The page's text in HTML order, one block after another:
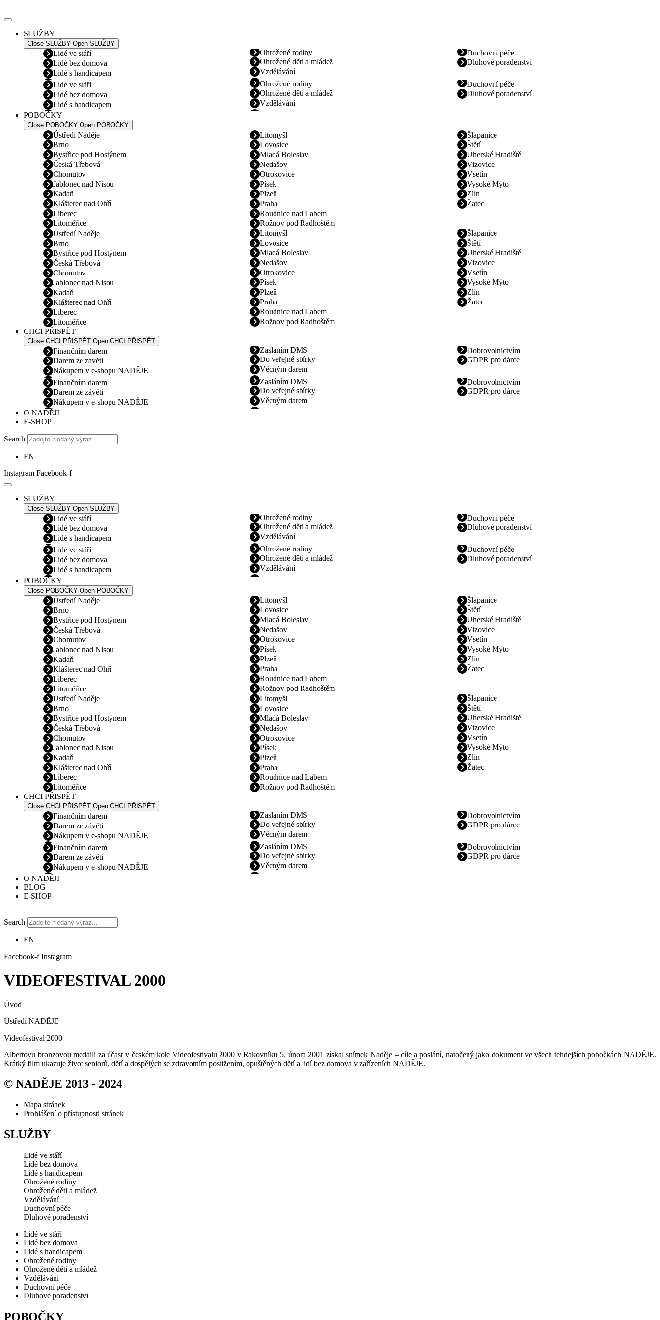
k
SLUŽBY
Close SLUŽBY Open SLUŽBY
Lidé ve stáří
Lidé bez domova
Lidé s handicapem
Ohrožené rodiny
Ohrožené děti a mládež
Vzdělávání
Duchovní péče
Dluhové poradenství
Lidé ve stáří
Lidé bez domova
Lidé s handicapem
Ohrožené rodiny
Ohrožené děti a mládež
Vzdělávání
Duchovní péče
Dluhové poradenství
POBOČKY
Close POBOČKY Open POBOČKY
Ústředí Naděje
Brno
Bystřice pod Hostýnem
Česká Třebová
Chomutov
Jablonec nad Nisou
Kadaň
Klášterec nad Ohří
Liberec
Litoměřice
Litomyšl
Lovosice
Mladá Boleslav
Nedašov
Otrokovice
Písek
Plzeň
Praha
Roudnice nad Labem
Rožnov pod Radhoštěm
Šlapanice
Štětí
Uherské Hradiště
Vizovice
Vsetín
Vysoké Mýto
Zlín
Žatec
Ústředí Naděje
Brno
Bystřice pod Hostýnem
Česká Třebová
Chomutov
Jablonec nad Nisou
Kadaň
Klášterec nad Ohří
Liberec
Litoměřice
Litomyšl
Lovosice
Mladá Boleslav
Nedašov
Otrokovice
Písek
Plzeň
Praha
Roudnice nad Labem
Rožnov pod Radhoštěm
Šlapanice
Štětí
Uherské Hradiště
Vizovice
Vsetín
Vysoké Mýto
Zlín
Žatec
CHCI PŘISPĚT
Close CHCI PŘISPĚT Open CHCI PŘISPĚT
Finančním darem
Darem ze závěti
Nákupem v e-shopu NADĚJE
Zasláním DMS
Do veřejné sbírky
Věcným darem
Dobrovolnictvím
GDPR pro dárce
Finančním darem
Darem ze závěti
Nákupem v e-shopu NADĚJE
Zasláním DMS
Do veřejné sbírky
Věcným darem
Dobrovolnictvím
GDPR pro dárce
O NADĚJI
E-SHOP
Search
EN
Instagram Facebook-f
SLUŽBY
Close SLUŽBY Open SLUŽBY
Lidé ve stáří
Lidé bez domova
Lidé s handicapem
Ohrožené rodiny
Ohrožené děti a mládež
Vzdělávání
Duchovní péče
Dluhové poradenství
Lidé ve stáří
Lidé bez domova
Lidé s handicapem
Ohrožené rodiny
Ohrožené děti a mládež
Vzdělávání
Duchovní péče
Dluhové poradenství
POBOČKY
Close POBOČKY Open POBOČKY
Ústředí Naděje
Brno
Bystřice pod Hostýnem
Česká Třebová
Chomutov
Jablonec nad Nisou
Kadaň
Klášterec nad Ohří
Liberec
Litoměřice
Litomyšl
Lovosice
Mladá Boleslav
Nedašov
Otrokovice
Písek
Plzeň
Praha
Roudnice nad Labem
Rožnov pod Radhoštěm
Šlapanice
Štětí
Uherské Hradiště
Vizovice
Vsetín
Vysoké Mýto
Zlín
Žatec
Ústředí Naděje
Brno
Bystřice pod Hostýnem
Česká Třebová
Chomutov
Jablonec nad Nisou
Kadaň
Klášterec nad Ohří
Liberec
Litoměřice
Litomyšl
Lovosice
Mladá Boleslav
Nedašov
Otrokovice
Písek
Plzeň
Praha
Roudnice nad Labem
Rožnov pod Radhoštěm
Šlapanice
Štětí
Uherské Hradiště
Vizovice
Vsetín
Vysoké Mýto
Zlín
Žatec
CHCI PŘISPĚT
Close CHCI PŘISPĚT Open CHCI PŘISPĚT
Finančním darem
Darem ze závěti
Nákupem v e-shopu NADĚJE
Zasláním DMS
Do veřejné sbírky
Věcným darem
Dobrovolnictvím
GDPR pro dárce
Finančním darem
Darem ze závěti
Nákupem v e-shopu NADĚJE
Zasláním DMS
Do veřejné sbírky
Věcným darem
Dobrovolnictvím
GDPR pro dárce
O NADĚJI
BLOG
E-SHOP
Search
EN
Facebook-f Instagram
VIDEOFESTIVAL 2000
Úvod
Ústředí NADĚJE
Videofestival 2000
Albertovu bronzovou medaili za účast v českém kole Videofestivalu 2000 v Rakovníku 5. února 2001 získal snímek Naděje – cíle a poslání, natočený jako dokument ve všech tehdejších pobočkách NADĚJE.
Krátký film ukazuje život seniorů, dětí a dospělých se zdravotním postižením, opuštěných dětí a lidí bez domova v zařízeních NADĚJE.
© NADĚJE 2013 - 2024
Mapa stránek
Prohlášení o přístupnosti stránek
SLUŽBY
Lidé ve stáří
Lidé bez domova
Lidé s handicapem
Ohrožené rodiny
Ohrožené děti a mládež
Vzdělávání
Duchovní péče
Dluhové poradenství
Lidé ve stáří
Lidé bez domova
Lidé s handicapem
Ohrožené rodiny
Ohrožené děti a mládež
Vzdělávání
Duchovní péče
Dluhové poradenství
POBOČKY